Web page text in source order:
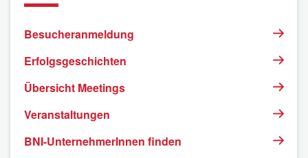
Besucheranmeldung
Erfolgsgeschichten
Übersicht Meetings
Veranstaltungen
BNI-UnternehmerInnen finden